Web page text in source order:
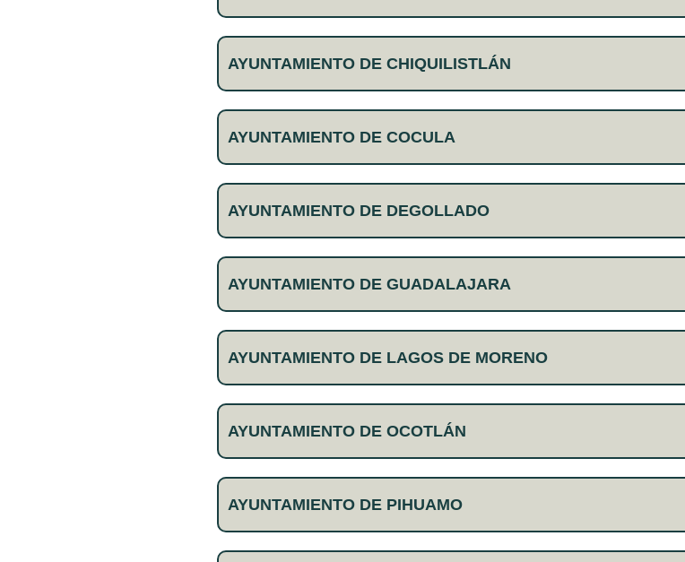
AYUNTAMIENTO DE CHIQUILISTLÁN
AYUNTAMIENTO DE COCULA
AYUNTAMIENTO DE DEGOLLADO
AYUNTAMIENTO DE GUADALAJARA
AYUNTAMIENTO DE LAGOS DE MORENO
AYUNTAMIENTO DE OCOTLÁN
AYUNTAMIENTO DE PIHUAMO